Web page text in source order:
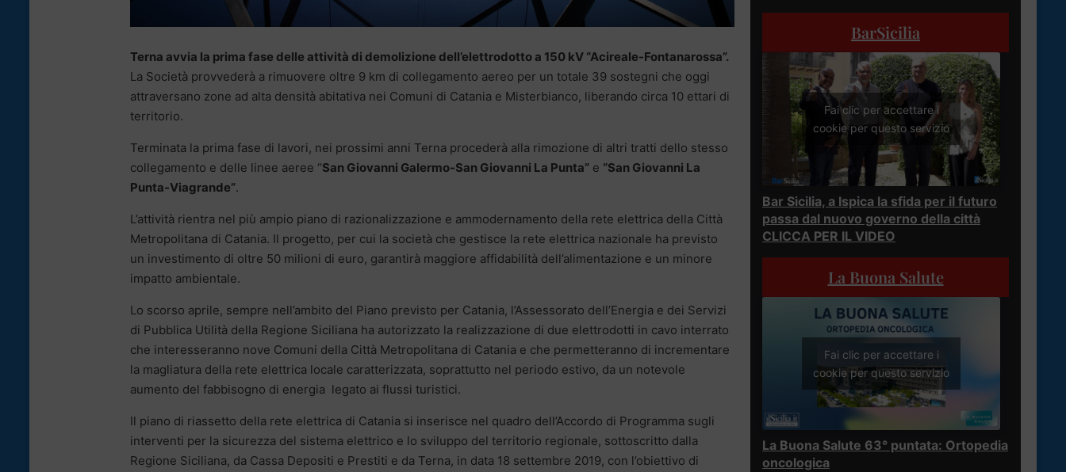
Terna avvia la prima fase delle attività di demolizione dell’elettrodotto a 150 kV “Acireale-Fontanarossa”.
La Società provvederà a rimuovere oltre 9 km di collegamento aereo per un totale 39 sostegni che oggi
attraversano zone ad alta densità abitativa nei Comuni di Catania e Misterbianco, liberando circa 10 ettari di
territorio.
Terminata la prima fase di lavori, nei prossimi anni Terna procederà alla rimozione di altri tratti dello stesso
collegamento e delle linee aeree “San Giovanni Galermo-San Giovanni La Punta” e “San Giovanni La
Punta-Viagrande”.
L’attività rientra nel più ampio piano di razionalizzazione e ammodernamento della rete elettrica della Città
Metropolitana di Catania. Il progetto, per cui la società che gestisce la rete elettrica nazionale ha previsto
un investimento di oltre 50 milioni di euro, garantirà maggiore affidabilità dell’alimentazione e un minore
impatto ambientale.
Lo scorso aprile, sempre nell’ambito del Piano previsto per Catania, l’Assessorato dell’Energia e dei Servizi
di Pubblica Utilità della Regione Siciliana ha autorizzato la realizzazione di due elettrodotti in cavo interrato
che interesseranno nove Comuni della Città Metropolitana di Catania e che permetteranno di incrementare
la magliatura della rete elettrica locale caratterizzata, soprattutto nel periodo estivo, da un notevole
aumento del fabbisogno di energia legato ai flussi turistici.
Il piano di riassetto della rete elettrica di Catania si inserisce nel quadro dell’Accordo di Programma sugli
interventi per la sicurezza del sistema elettrico e lo sviluppo del territorio regionale, sottoscritto dalla
Regione Siciliana, da Cassa Depositi e Prestiti e da Terna, in data 18 settembre 2019, con l’obiettivo di
BarSicilia
Fai clic per accettare i
cookie per questo servizio
Bar Sicilia, a Ispica la sfida per il futuro
passa dal nuovo governo della città
CLICCA PER IL VIDEO
La Buona Salute
Fai clic per accettare i
cookie per questo servizio
La Buona Salute 63° puntata: Ortopedia
oncologica